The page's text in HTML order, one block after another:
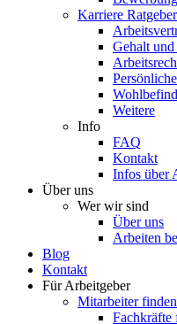
Karriere Ratgeber
Gehalt und
Weitere
Info
FAQ
Kontakt
Infos über
Über uns
Wer wir sind
Über uns
Arbeiten
Blog
Kontakt
Für Arbeitgeber
Mitarbeiter finden
Fachkräfte